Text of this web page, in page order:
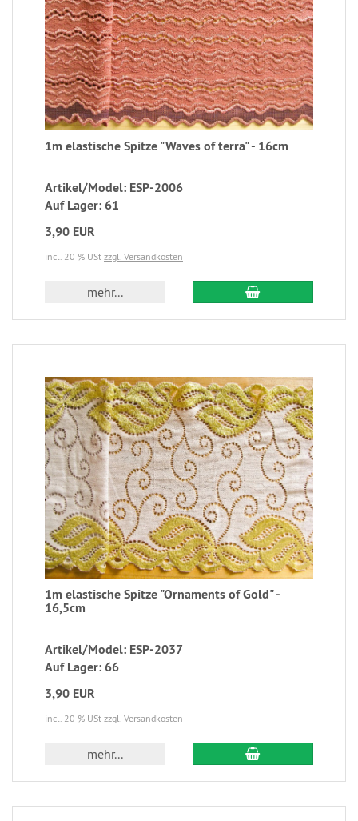
1m elastische Spitze "Waves of terra" - 16cm
Artikel/Model: ESP-2006
Auf Lager: 61
3,90 EUR
incl. 20 % USt zzgl. Versandkosten
mehr...
1m elastische Spitze "Ornaments of Gold" -
16,5cm
Artikel/Model: ESP-2037
Auf Lager: 66
3,90 EUR
incl. 20 % USt zzgl. Versandkosten
mehr...